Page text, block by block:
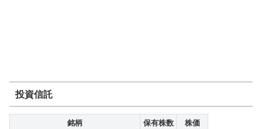
投資信託
銘柄 保有株数 株価